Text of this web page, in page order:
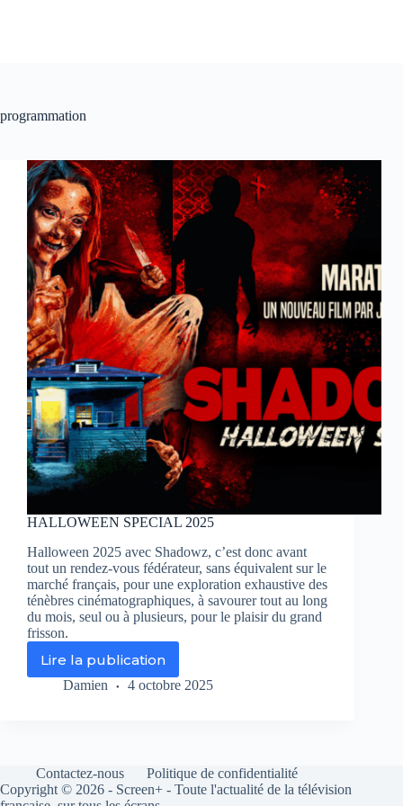
programmation
HALLOWEEN SPECIAL 2025
Halloween 2025 avec Shadowz, c’est donc avant
tout un rendez-vous fédérateur, sans équivalent sur le
marché français, pour une exploration exhaustive des
ténèbres cinématographiques, à savourer tout au long
du mois, seul ou à plusieurs, pour le plaisir du grand
frisson.
Lire la publication
HALLOWEEN
SPECIAL
Damien 4 octobre 2025
Contactez-nous
Politique de confidentialité
Copyright © 2026 - Screen+ - Toute l'actualité de la télévision